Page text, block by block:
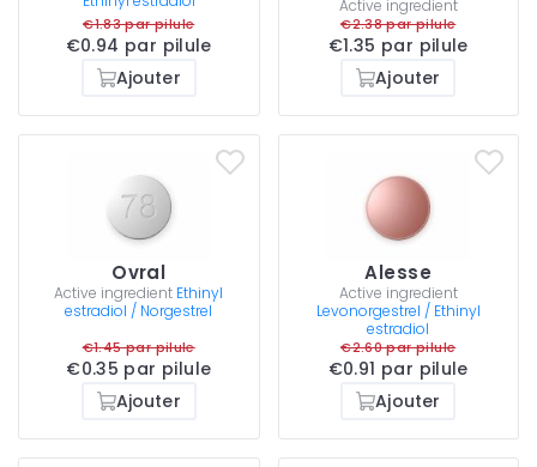
€1.83 par pilule
€0.94 par pilule
Ajouter
Active ingredient
€2.38 par pilule
€1.35 par pilule
Ajouter
Ovral
Active ingredient Ethinyl
estradiol / Norgestrel
€1.45 par pilule
€0.35 par pilule
Ajouter
Alesse
Active ingredient
Levonorgestrel / Ethinyl
estradiol
€2.60 par pilule
€0.91 par pilule
Ajouter